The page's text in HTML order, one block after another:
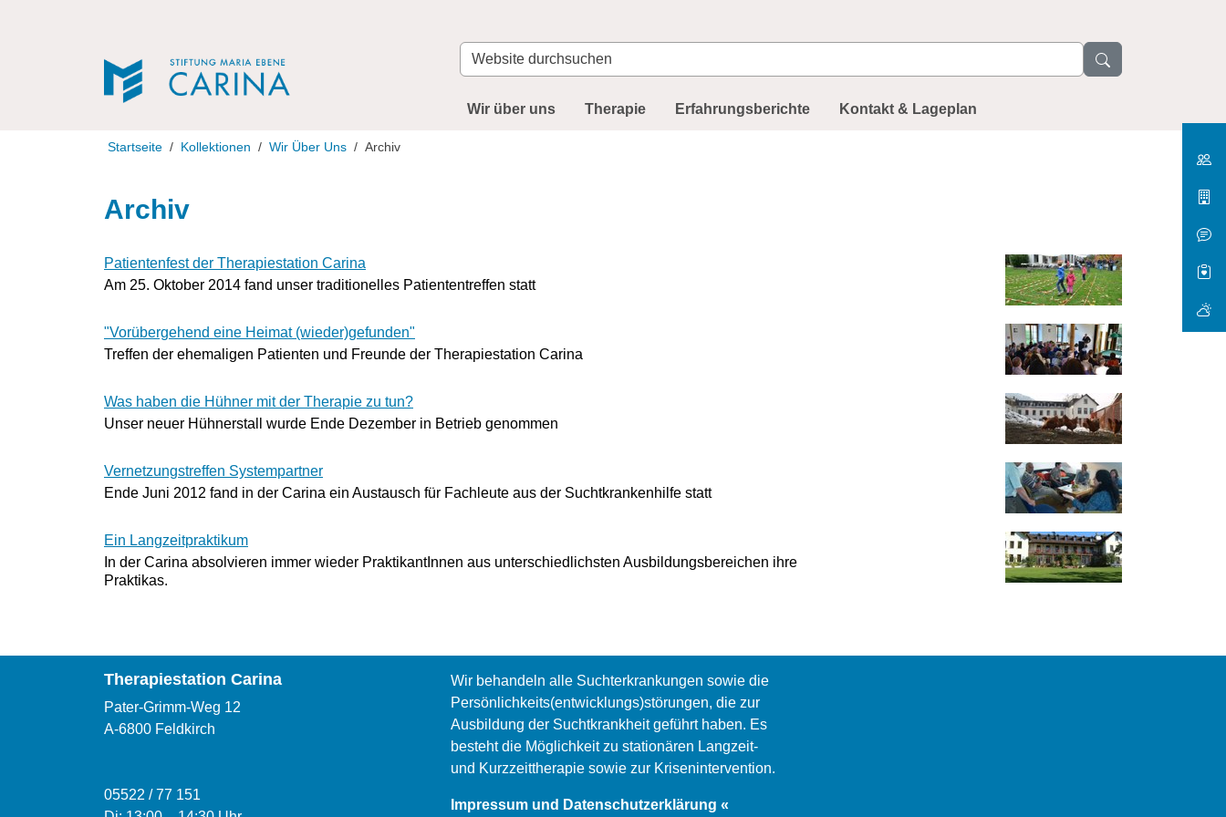
Website
durchsuchen
Wir über uns Therapie Erfahrungsberichte Kontakt & Lageplan
Startseite Kollektionen Wir Über Uns Archiv
Archiv
Patientenfest der Therapiestation Carina
Am 25. Oktober 2014 fand unser traditionelles Patiententreffen statt
"Vorübergehend eine Heimat (wieder)gefunden"
Treffen der ehemaligen Patienten und Freunde der Therapiestation Carina
Was haben die Hühner mit der Therapie zu tun?
Unser neuer Hühnerstall wurde Ende Dezember in Betrieb genommen
Vernetzungstreffen Systempartner
Ende Juni 2012 fand in der Carina ein Austausch für Fachleute aus der Suchtkrankenhilfe statt
Ein Langzeitpraktikum
In der Carina absolvieren immer wieder PraktikantInnen aus unterschiedlichsten Ausbildungsbereichen ihre
Praktikas.
Therapiestation Carina
Pater-Grimm-Weg 12
A-6800 Feldkirch
05522 / 77 151
Wir behandeln alle Suchterkrankungen sowie die
Persönlichkeits(entwicklungs)störungen, die zur
Ausbildung der Suchtkrankheit geführt haben. Es
besteht die Möglichkeit zu stationären Langzeit-
und Kurzzeittherapie sowie zur Krisenintervention.
Impressum und Datenschutzerklärung «